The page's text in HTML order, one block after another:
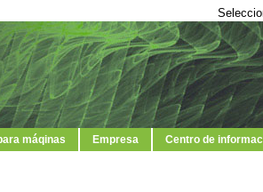
máqinas Empresa Centro de